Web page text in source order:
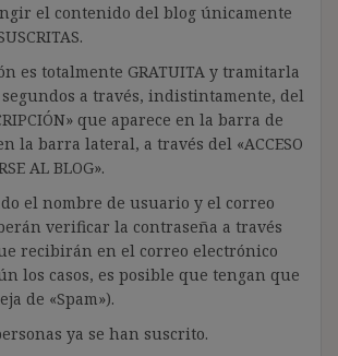
el contenido del blog únicamente
es totalmente GRATUITA y tramitarla
a través, indistintamente, del
que aparece en la barra de
la barra lateral, a través del «ACCESO
AL BLOG».
el nombre de usuario y el correo
verificar la contraseña a través
recibirán en el correo electrónico
los casos, es posible que tengan que
de «Spam»).
ya se han suscrito.